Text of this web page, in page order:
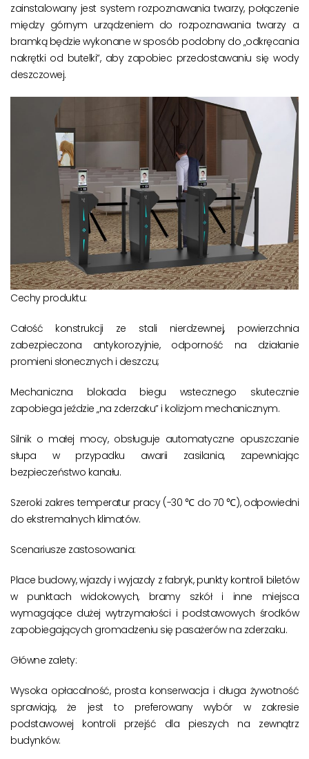
zainstalowany jest system rozpoznawania twarzy, połączenie
między górnym urządzeniem do rozpoznawania twarzy a
bramką będzie wykonane w sposób podobny do „odkręcania
nakrętki od butelki”, aby zapobiec przedostawaniu się wody
deszczowej.
Cechy produktu:
Całość konstrukcji ze stali nierdzewnej, powierzchnia
zabezpieczona antykorozyjnie, odporność na działanie
promieni słonecznych i deszczu;
Mechaniczna blokada biegu wstecznego skutecznie
zapobiega jeździe „na zderzaku” i kolizjom mechanicznym.
Silnik o małej mocy, obsługuje automatyczne opuszczanie
słupa w przypadku awarii zasilania, zapewniając
bezpieczeństwo kanału.
Szeroki zakres temperatur pracy (-30 ℃ do 70 ℃), odpowiedni
do ekstremalnych klimatów.
Scenariusze zastosowania:
Place budowy, wjazdy i wyjazdy z fabryk, punkty kontroli biletów
w punktach widokowych, bramy szkół i inne miejsca
wymagające dużej wytrzymałości i podstawowych środków
zapobiegających gromadzeniu się pasażerów na zderzaku.
Główne zalety:
Wysoka opłacalność, prosta konserwacja i długa żywotność
sprawiają, że jest to preferowany wybór w zakresie
podstawowej kontroli przejść dla pieszych na zewnątrz
budynków.